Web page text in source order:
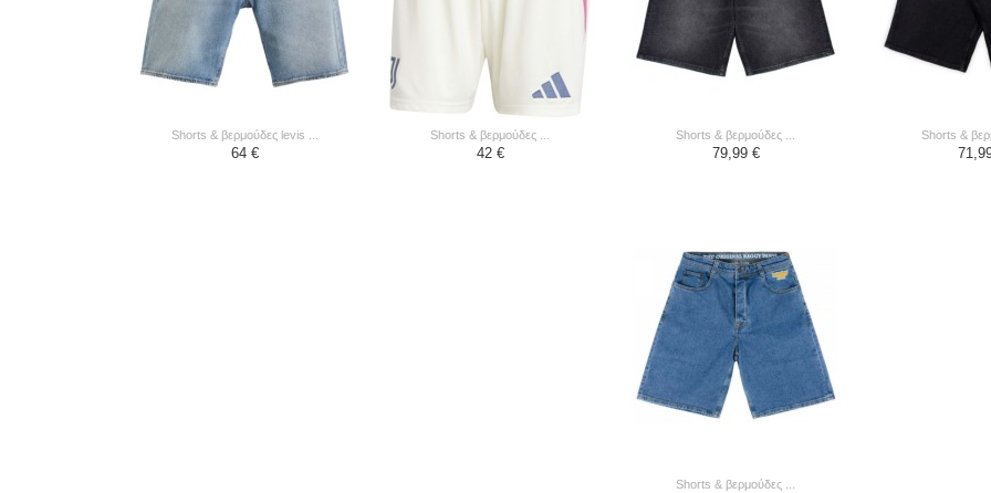
shorts & βερμούδες levis ...
64 €
shorts & βερμούδες ...
42 €
shorts & βερμούδες ...
79,99 €
shorts &
shorts & βερμούδες ...